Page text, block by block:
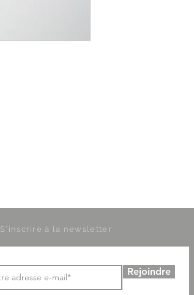
S'inscrire à la newsletter
Rejoindre